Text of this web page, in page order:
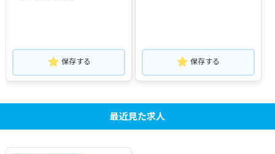
保存する 保存する
最近見た求人